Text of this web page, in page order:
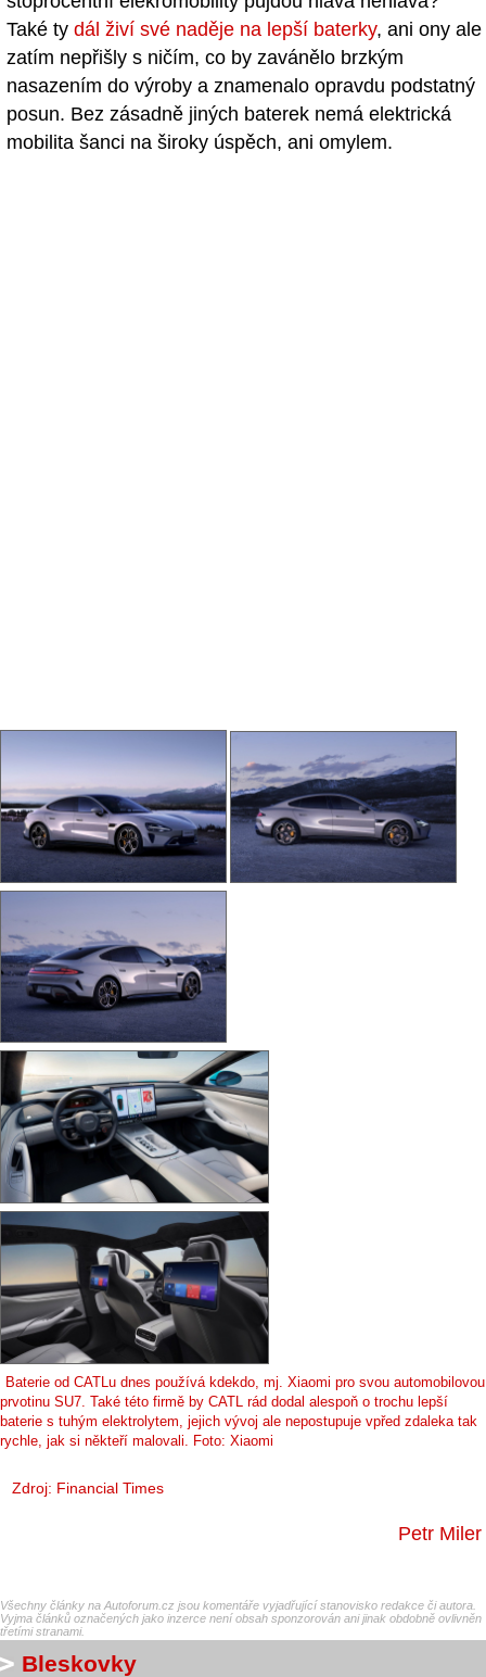
Také ty dál živí své naděje na lepší baterky, ani ony ale
zatím nepřišly s ničím, co by zavánělo brzkým
nasazením do výroby a znamenalo opravdu podstatný
posun. Bez zásadně jiných baterek nemá elektrická
mobilita šanci na široky úspěch, ani omylem.
Baterie od CATLu dnes používá kdekdo, mj. Xiaomi pro svou automobilovou
prvotinu SU7. Také této firmě by CATL rád dodal alespoň o trochu lepší
baterie s tuhým elektrolytem, jejich vývoj ale nepostupuje vpřed zdaleka tak
rychle, jak si někteří malovali. Foto: Xiaomi
Zdroj: Financial Times
Petr Miler
Všechny články na Autoforum.cz jsou komentáře vyjadřující stanovisko redakce či autora.
Vyjma článků označených jako inzerce není obsah sponzorován ani jinak obdobně ovlivněn
třetími stranami.
Bleskovky